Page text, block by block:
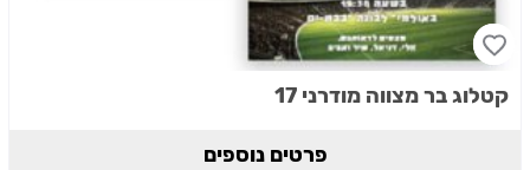
קטלוג בר מצווה מודרני 17
פרטים נוספים